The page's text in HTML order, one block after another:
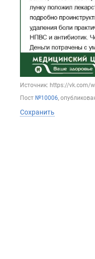
Источник: https://vk.com/
Пост №10006,
Сохранить